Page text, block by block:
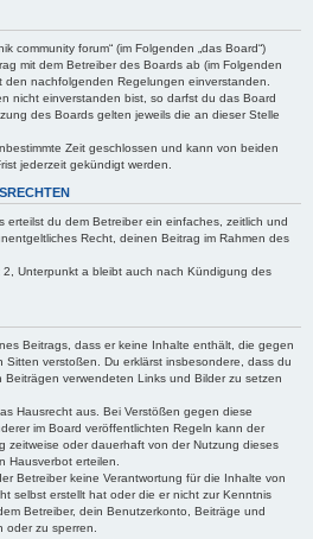
community forum“ (im Folgenden „das Board“)
mit dem Betreiber des Boards ab (im Folgenden
den nachfolgenden Regelungen einverstanden.
nicht einverstanden bist, so darfst du das Board
des Boards gelten jeweils die an dieser Stelle
Zeit geschlossen und kann von beiden
jederzeit gekündigt werden.
erteilst du dem Betreiber ein einfaches, zeitlich und
Recht, deinen Beitrag im Rahmen des
Unterpunkt a bleibt auch nach Kündigung des
Beitrags, dass er keine Inhalte enthält, die gegen
verstoßen. Du erklärst insbesondere, dass du
verwendeten Links und Bilder zu setzen
Hausrecht aus. Bei Verstößen gegen diese
im Board veröffentlichten Regeln kann der
zeitweise oder dauerhaft von der Nutzung dieses
Hausverbot erteilen.
Betreiber keine Verantwortung für die Inhalte von
selbst erstellt hat oder die er nicht zur Kenntnis
Betreiber, dein Benutzerkonto, Beiträge und
oder zu sperren.